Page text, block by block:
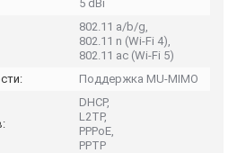
5 dBi
802.11 a/b/g,
802.11 n (Wi-Fi 4),
802.11 ac (Wi-Fi 5)
Поддержка MU‑MIMO
DHCP,
L2TP,
PPPoE,
PPTP